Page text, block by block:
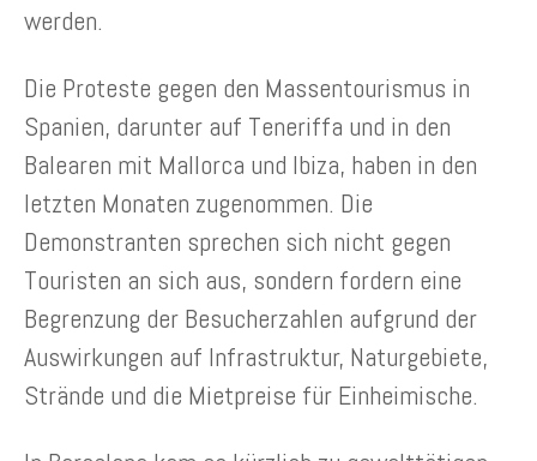
werden.
Die Proteste gegen den Massentourismus in
Spanien, darunter auf Teneriffa und in den
Balearen mit Mallorca und Ibiza, haben in den
letzten Monaten zugenommen. Die
Demonstranten sprechen sich nicht gegen
Touristen an sich aus, sondern fordern eine
Begrenzung der Besucherzahlen aufgrund der
Auswirkungen auf Infrastruktur, Naturgebiete,
Strände und die Mietpreise für Einheimische.